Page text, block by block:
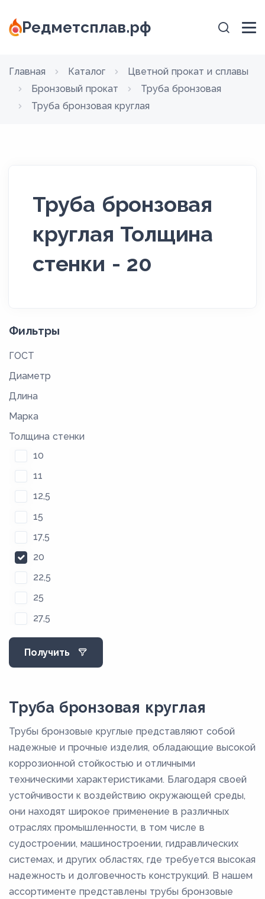
Редметсплав.рф
Главная Каталог
Цветной прокат и сплавы
Бронзовый прокат
Труба бронзовая
Труба бронзовая круглая
Труба бронзовая
круглая Толщина
стенки - 20
Фильтры
ГОСТ
Диаметр
Длина
Марка
Толщина стенки
10
11
12,5
15
17,5
20
22,5
25
27,5
30
32,5
37,5
42,5
5
50
60
8,5
Получить
Труба бронзовая круглая
Трубы бронзовые круглые представляют собой
надежные и прочные изделия, обладающие высокой
коррозионной стойкостью и отличными
техническими характеристиками. Благодаря своей
устойчивости к воздействию окружающей среды,
они находят широкое применение в различных
отраслях промышленности, в том числе в
судостроении, машиностроении, гидравлических
системах, и других областях, где требуется высокая
надежность и долговечность конструкций. В нашем
ассортименте представлены трубы бронзовые